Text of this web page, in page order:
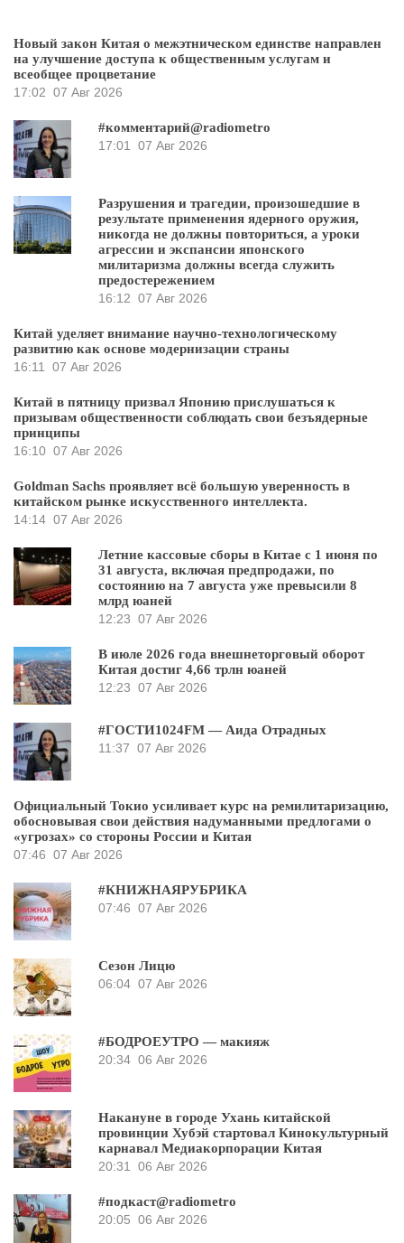
Новый закон Китая о межэтническом единстве направлен
на улучшение доступа к общественным услугам и
всеобщее процветание
17:02 07 Авг 2026
#комментарий@radiometro
17:01 07 Авг 2026
Разрушения и трагедии, произошедшие в
результате применения ядерного оружия,
никогда не должны повториться, а уроки
агрессии и экспансии японского
милитаризма должны всегда служить
предостережением
16:12 07 Авг 2026
Китай уделяет внимание научно-технологическому
развитию как основе модернизации страны
16:11 07 Авг 2026
Китай в пятницу призвал Японию прислушаться к
призывам общественности соблюдать свои безъядерные
принципы
16:10 07 Авг 2026
Goldman Sachs проявляет всё большую уверенность в
китайском рынке искусственного интеллекта.
14:14 07 Авг 2026
Летние кассовые сборы в Китае с 1 июня по
31 августа, включая предпродажи, по
состоянию на 7 августа уже превысили 8
млрд юаней
12:23 07 Авг 2026
В июле 2026 года внешнеторговый оборот
Китая достиг 4,66 трлн юаней
12:23 07 Авг 2026
#ГОСТИ1024FM — Аида Отрадных
11:37 07 Авг 2026
Официальный Токио усиливает курс на ремилитаризацию,
обосновывая свои действия надуманными предлогами о
«угрозах» со стороны России и Китая
07:46 07 Авг 2026
#КНИЖНАЯРУБРИКА
07:46 07 Авг 2026
Сезон Лицю
06:04 07 Авг 2026
#БОДРОЕУТРО — макияж
20:34 06 Авг 2026
Накануне в городе Ухань китайской
провинции Хубэй стартовал Кинокультурный
карнавал Медиакорпорации Китая
20:31 06 Авг 2026
#подкаст@radiometro
20:05 06 Авг 2026